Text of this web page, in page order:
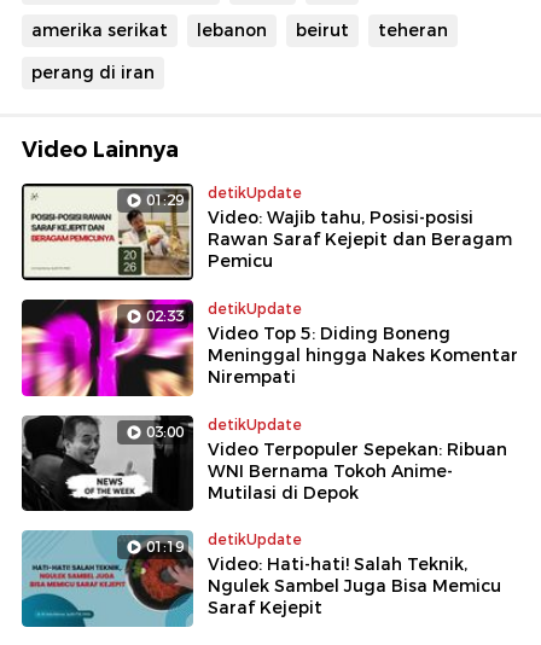
amerika serikat
lebanon beirut
teheran
perang di iran
Video Lainnya
01:29 detikUpdate
Video: Wajib tahu, Posisi-posisi
Rawan Saraf Kejepit dan Beragam
Pemicu
02:33 detikUpdate
Video Top 5: Diding Boneng
Meninggal hingga Nakes Komentar
Nirempati
03:00 detikUpdate
Video Terpopuler Sepekan: Ribuan
WNI Bernama Tokoh Anime-
Mutilasi di Depok
01:19 detikUpdate
Video: Hati-hati! Salah Teknik,
Ngulek Sambel Juga Bisa Memicu
Saraf Kejepit